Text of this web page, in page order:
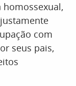
com
seus pais,